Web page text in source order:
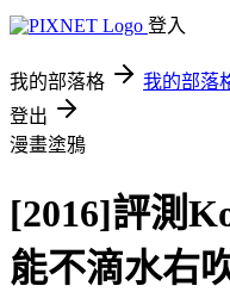
登入
我的部落格 我的部落
登出
漫畫塗鴉
[2016]評測
能不滴水右